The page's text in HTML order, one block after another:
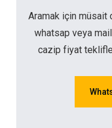
Aramak için müsait
whatsap veya
cazip fiyat